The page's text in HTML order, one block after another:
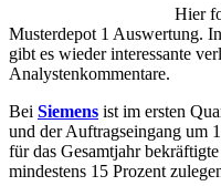
Hier
Musterdepot 1 Auswertung.
gibt es wieder interessante
Analystenkommentare.
Bei Siemens ist im ersten
und der Auftragseingang um
für das Gesamtjahr
mindestens 15 Prozent